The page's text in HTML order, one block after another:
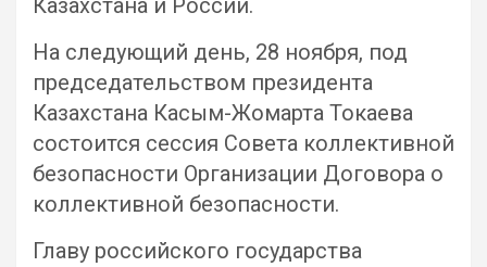
Казахстана и России.
На следующий день, 28 ноября, под
председательством президента
Казахстана Касым-Жомарта Токаева
состоится сессия Совета коллективной
безопасности Организации Договора о
коллективной безопасности.
Главу российского государства